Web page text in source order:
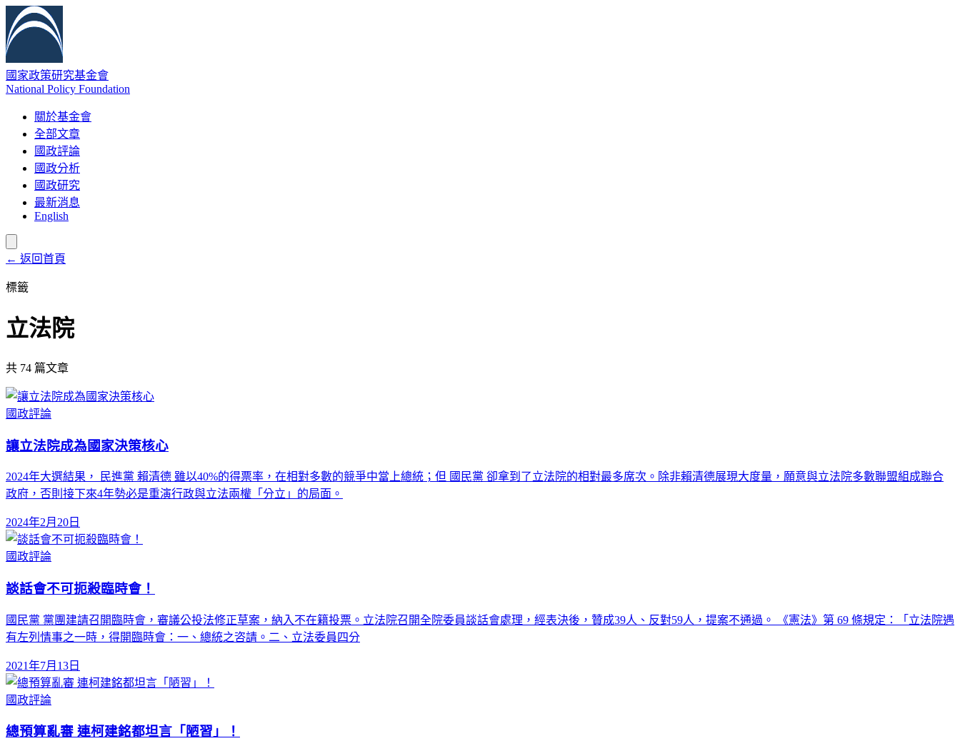
國家政策研究基金會
National Policy Foundation
關於基金會
全部文章
國政評論
國政分析
國政研究
最新消息
English
← 返回首頁
標籤
立法院
共 74 篇文章
國政評論
讓立法院成為國家決策核心
2024年大選結果， 民進黨 賴清德 雖以40%的得票率，在相對多數的競爭中當上總統；但 國民黨 卻拿到了立法院的相對最多席次。除非賴清德展現大度量，願意與立法院多數聯盟組成聯合
政府，否則接下來4年勢必是重演行政與立法兩權「分立」的局面。
2024年2月20日
國政評論
談話會不可扼殺臨時會！
國民黨 黨團建請召開臨時會，審議公投法修正草案，納入不在籍投票。立法院召開全院委員談話會處理，經表決後，贊成39人、反對59人，提案不通過。 《憲法》第 69 條規定：「立法院遇
有左列情事之一時，得開臨時會：一、總統之咨請。二、立法委員四分
2021年7月13日
國政評論
總預算亂審 連柯建銘都坦言「陋習」！